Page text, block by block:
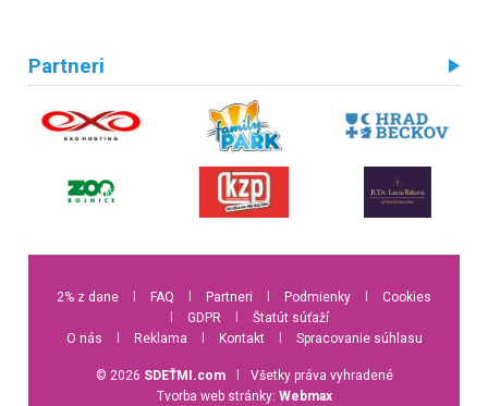
Partneri
2% z dane FAQ Partneri Podmienky
Cookies
GDPR
Štatút súťaží
O nás
Reklama Kontakt Spracovanie súhlasu
© 2026 SDEŤMI.com
Všetky práva vyhradené
Tvorba web stránky: Webmax